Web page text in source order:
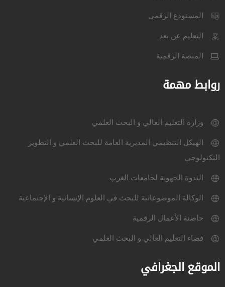
المستودع الرقمي
التعليم عن بعد
المنصة الرقمية
روابط مهمة
وزارة التعليم العالي و البحث العلمي
الهيكل التنظيمي المديرية العامة للبحث العلمي و التطوير
التكنولوجي
الندوة الجهوية لجامعات الغرب
الوكالة الموضوعاتية للبحث في العلوم الإنسانية و الإجتماعية
حاضنة الأعمال الرقمية
فضاء التعليم العالي و البحث العلمي
الموقع الجغرافي